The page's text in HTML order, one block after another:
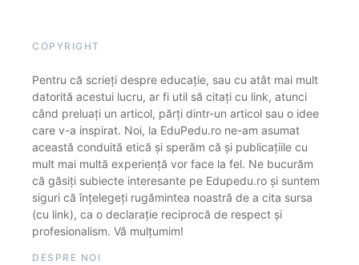
COPYRIGHT
Pentru că scrieți despre educație, sau cu atât mai mult
datorită acestui lucru, ar fi util să citați cu link, atunci
când preluați un articol, părți dintr-un articol sau o idee
care v-a inspirat. Noi, la EduPedu.ro ne-am asumat
această conduită etică și sperăm că și publicațiile cu
mult mai multă experiență vor face la fel. Ne bucurăm
că găsiți subiecte interesante pe Edupedu.ro și suntem
siguri că înțelegeți rugămintea noastră de a cita sursa
(cu link), ca o declarație reciprocă de respect și
profesionalism. Vă mulțumim!
DESPRE NOI